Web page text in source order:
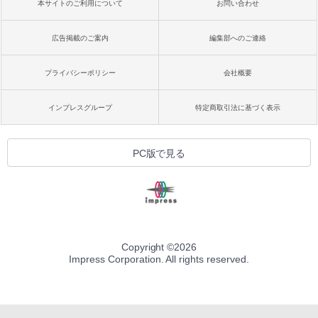
本サイトのご利用について お問い合わせ
広告掲載のご案内 編集部へのご連絡
プライバシーポリシー 会社概要
インプレスグループ 特定商取引法に基づく表示
PC版で見る
Copyright ©2026
Impress Corporation. All rights reserved.